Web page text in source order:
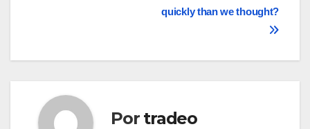
quickly than we thought?
Por tradeo